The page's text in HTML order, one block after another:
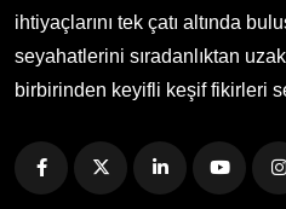
ihtiyaçlarını tek çatı altında
seyahatlerini sıradanlıktan
birbirinden keyifli keşif fikirleri